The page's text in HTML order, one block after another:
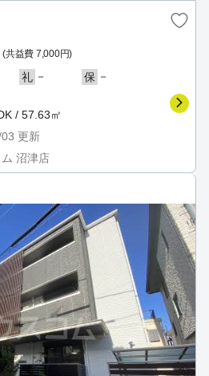
(共益費 7,000円)
礼 － 保 －
/ 57.63㎡
更新
沼津店